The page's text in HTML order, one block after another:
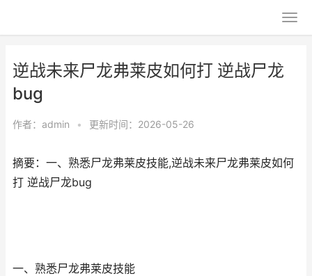
逆战未来尸龙弗莱皮如何打 逆战尸龙
bug
作者： admin • 更新时间：2026-05-26
摘要：一、熟悉尸龙弗莱皮技能,逆战未来尸龙弗莱皮如何
打 逆战尸龙bug
一、熟悉尸龙弗莱皮技能